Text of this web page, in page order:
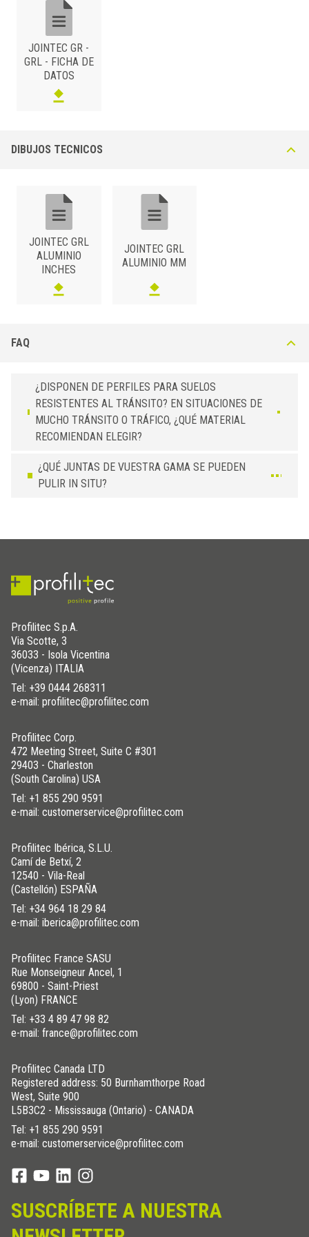
uso de la junta de latón Jointec GM. Inserto de resinapreno disponible
en colores Gris Cemento (23) o Negro (51). Inserto sintético de alto
módulo de elasticidad de 47 mm de ancho.
GRL 500 AN23
GRL 700 AN23
Gris cemento texturizado
GRL 200 AN51
Negro
JOINTEC GR -
GRL - FICHA DE
DATOS
DIBUJOS TECNICOS
JOINTEC GRL
ALUMINIO
INCHES
JOINTEC GRL
ALUMINIO MM
FAQ
¿DISPONEN DE PERFILES PARA SUELOS
RESISTENTES AL TRÁNSITO? EN SITUACIONES DE
MUCHO TRÁNSITO O TRÁFICO, ¿QUÉ MATERIAL
RECOMIENDAN ELEGIR?
¿QUÉ JUNTAS DE VUESTRA GAMA SE PUEDEN
PULIR IN SITU?
Profilitec S.p.A.
Via Scotte, 3
36033 - Isola Vicentina
(Vicenza) ITALIA
Tel: +39 0444 268311
e-mail: profilitec@profilitec.com
Profilitec Corp.
472 Meeting Street, Suite C #301
29403 - Charleston
(South Carolina) USA
Tel: +1 855 290 9591
e-mail: customerservice@profilitec.com
Profilitec Ibérica, S.L.U.
Camí de Betxí, 2
12540 - Vila-Real
(Castellón) ESPAÑA
Tel: +34 964 18 29 84
e-mail: iberica@profilitec.com
Profilitec France SASU
Rue Monseigneur Ancel, 1
69800 - Saint-Priest
(Lyon) FRANCE
Tel: +33 4 89 47 98 82
e-mail: france@profilitec.com
Profilitec Canada LTD
Registered address: 50 Burnhamthorpe Road
West, Suite 900
L5B3C2 - Mississauga (Ontario) - CANADA
Tel: +1 855 290 9591
e-mail: customerservice@profilitec.com
SUSCRÍBETE A NUESTRA